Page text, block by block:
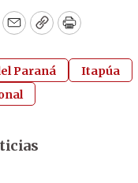
EmailCopyPrint
Paraná
Itapúa